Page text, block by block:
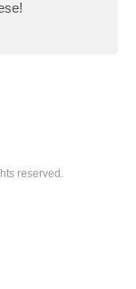
reserved.